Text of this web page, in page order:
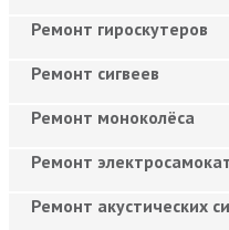
Ремонт гироскутеров
Ремонт сигвеев
Ремонт моноколёса
Ремонт
Ремонт акустических